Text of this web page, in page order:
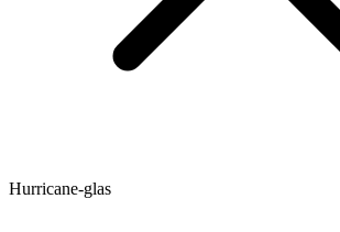
Hurricane-glas